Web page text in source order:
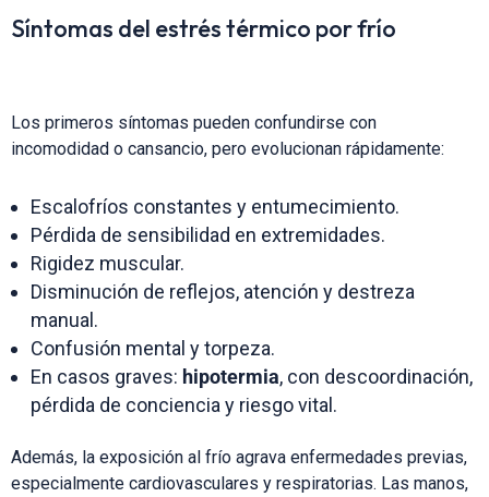
Síntomas del estrés térmico por frío
Los primeros síntomas pueden confundirse con
incomodidad o cansancio, pero evolucionan rápidamente:
Escalofríos constantes y entumecimiento.
Pérdida de sensibilidad en extremidades.
Rigidez muscular.
Disminución de reflejos, atención y destreza
manual.
Confusión mental y torpeza.
En casos graves: hipotermia, con descoordinación,
pérdida de conciencia y riesgo vital.
Además, la exposición al frío agrava enfermedades previas,
especialmente cardiovasculares y respiratorias. Las manos,